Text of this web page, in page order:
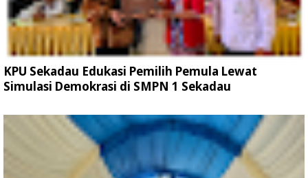
KPU Sekadau Edukasi Pemilih Pemula Lewat
Simulasi Demokrasi di SMPN 1 Sekadau